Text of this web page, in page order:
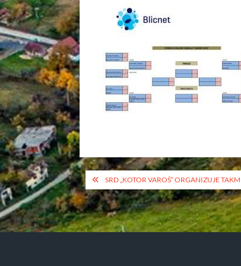
Кретање
чланка
SRD „KOTOR VAROŠ“ ORGANIZUJE